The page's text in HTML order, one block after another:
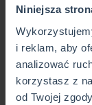
Niniejsza
i reklam, aby
analizować
korzystasz z
od Twojej